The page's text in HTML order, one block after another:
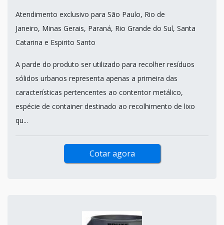
Atendimento exclusivo para São Paulo, Rio de
Janeiro, Minas Gerais, Paraná, Rio Grande do Sul, Santa
Catarina e Espirito Santo
A parde do produto ser utilizado para recolher resíduos
sólidos urbanos representa apenas a primeira das
características pertencentes ao contentor metálico,
espécie de container destinado ao recolhimento de lixo
qu...
Cotar agora